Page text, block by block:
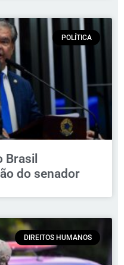
POLÍTICA
Brasil
do senador
DIREITOS HUMANOS